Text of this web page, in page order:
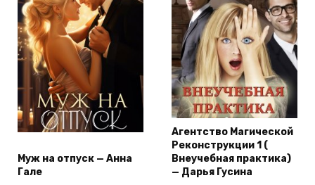
Муж на отпуск — Анна
Гале
Агентство Магической
Реконструкции 1 (
Внеучебная практика)
— Дарья Гусина